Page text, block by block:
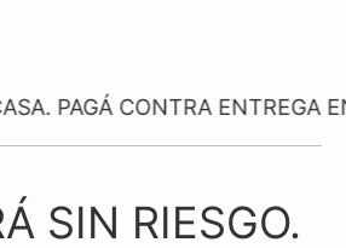
ENTREGA EN
SIN RIESGO.